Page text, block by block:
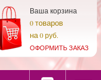
Ваша корзина
0товаров
на0 руб.
ОФОРМИТЬ ЗАКАЗ